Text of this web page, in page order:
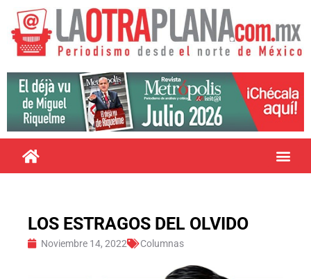
LOS ESTRAGOS DEL OLVIDO
Noviembre 14, 2022 Columnas